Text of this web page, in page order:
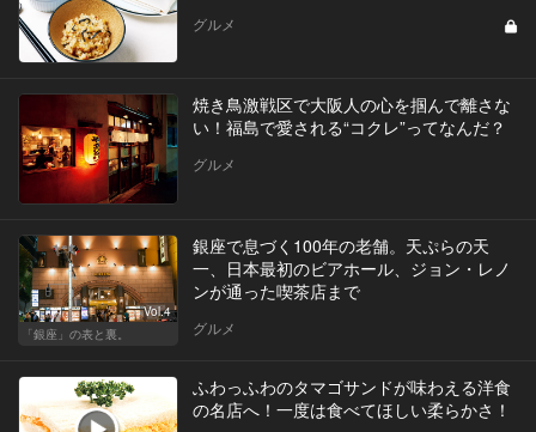
グルメ
焼き鳥激戦区で大阪人の心を掴んで離さな
い！福島で愛される“コクレ”ってなんだ？
グルメ
Vol.4
「銀座」の表と裏。
銀座で息づく100年の老舗。天ぷらの天
一、日本最初のビアホール、ジョン・レノ
ンが通った喫茶店まで
グルメ
ふわっふわのタマゴサンドが味わえる洋食
の名店へ！一度は食べてほしい柔らかさ！